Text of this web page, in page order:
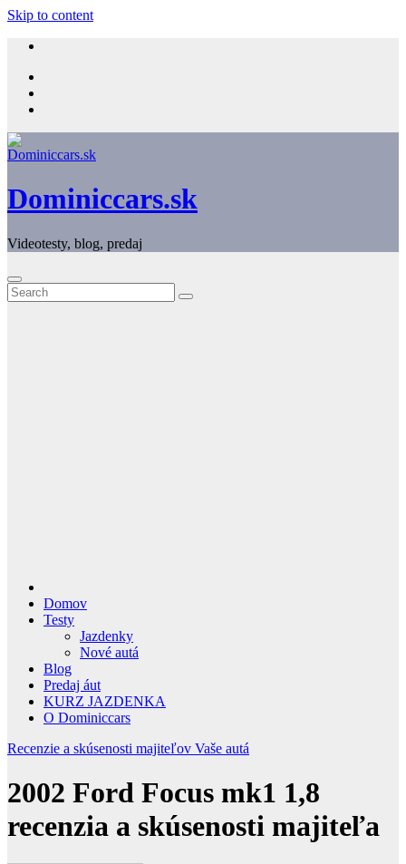
Skip to content
Dominiccars.sk
Videotesty, blog, predaj
Domov
Testy
Jazdenky
Nové autá
Blog
Predaj áut
KURZ JAZDENKA
O Dominiccars
Recenzie a skúsenosti majiteľov Vaše autá
2002 Ford Focus mk1 1,8
recenzia a skúsenosti majiteľa